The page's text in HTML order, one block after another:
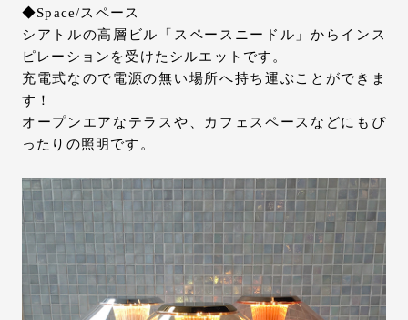
◆Space/スペース
シアトルの高層ビル「スペースニードル」からインス
ピレーションを受けたシルエットです。
充電式なので電源の無い場所へ持ち運ぶことができま
す！
オープンエアなテラスや、カフェスペースなどにもぴ
ったりの照明です。